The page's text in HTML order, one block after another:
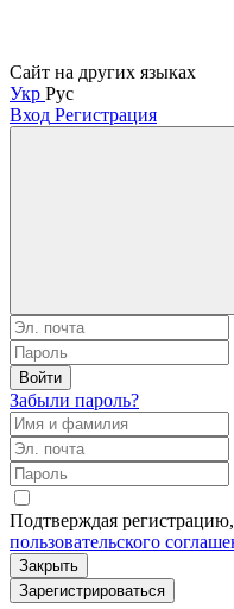
Сайт на других языках
Укр Рус
Вход Регистрация
Войти
Забыли пароль?
Подтверждая
пользовательского
Закрыть
Зарегистрироваться